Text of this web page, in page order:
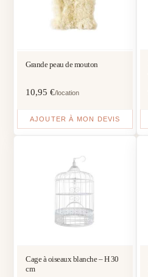
Grande peau de mouton
10,95€/location
AJOUTER À MON DEVIS
Cage à oiseaux blanche – H 30
cm